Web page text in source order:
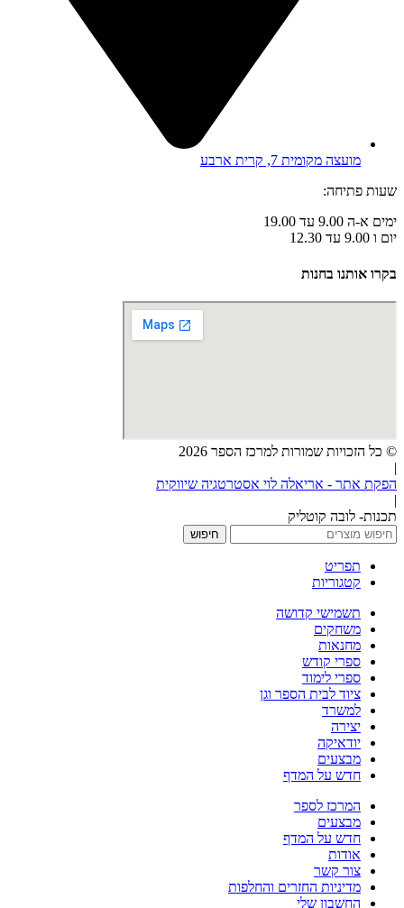
מועצה מקומית 7, קרית ארבע
שעות פתיחה:
ימים א-ה 9.00 עד 19.00
יום ו 9.00 עד 12.30
בקרו אותנו בחנות
© כל הזכויות שמורות למרכז הספר 2026
|
הפקת אתר - אריאלה לוי אסטרטגיה שיווקית
|
תכנות- לובה קוטליק
חיפוש
תפריט
קטגוריות
תשמישי קדושה
משחקים
מחנאות
ספרי קודש
ספרי לימוד
ציוד לבית הספר וגן
למשרד
יצירה
יודאיקה
מבצעים
חדש על המדף
המרכז לספר
מבצעים
חדש על המדף
אודות
צור קשר
מדיניות החזרים והחלפות
החשבון שלי